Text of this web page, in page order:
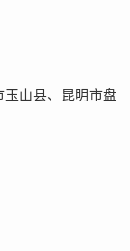
山县、昆明市盘